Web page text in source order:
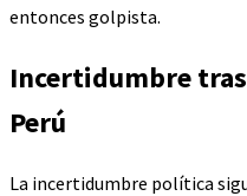
entonces golpista.
Incertidumbre
Perú
La incertidumbre política